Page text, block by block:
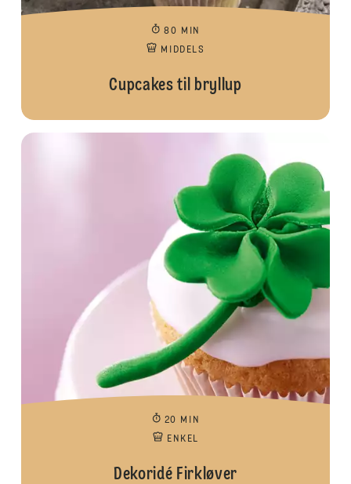
80 MIN
MIDDELS
Cupcakes til bryllup
20 MIN
ENKEL
Dekoridé Firkløver